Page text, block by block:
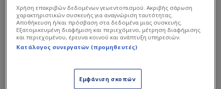
Διαβάστε επίσης...
Καρφιά Γιαννακόπουλου:
80-20 η διαιτησία - Θα μου
Συρίγος: Είχαμε πλάνο,
Χρήση επακριβών δεδομένων γεωεντοπισμού. Ακριβής σάρωση
χαρακτηριστικών συσκευής για αναγνώριση ταυτότητας.
Αποθήκευση ή/και πρόσβαση στα δεδομένα μιας συσκευής.
Εξατομικευμένη διαφήμιση και περιεχόμενο, μέτρηση διαφήμισης
και περιεχομένου, έρευνα κοινού και ανάπτυξη υπηρεσιών.
Κατάλογος συνεργατών (προμηθευτές)
Εμφάνιση σκοπών